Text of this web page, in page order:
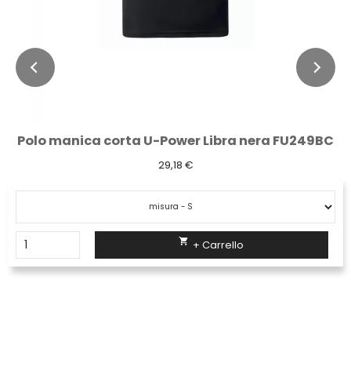
Polo manica corta U-Power Libra nera FU249BC
29,18 €
 + Carrello